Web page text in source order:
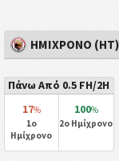
ΗΜΊΧΡΟΝΟ (HT)
Πάνω Από 0.5 FH/2H
17%
1ο
Ημίχρονο
100%
2ο Ημίχρονο